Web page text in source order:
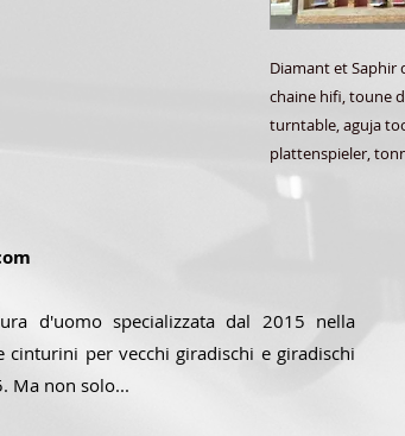
Diamant et Saphir
chaine hifi, toune
turntable, aguja
plattenspieler,
d'uomo specializzata dal 2015 nella
cinturini per vecchi giradischi e giradischi
Ma non solo...